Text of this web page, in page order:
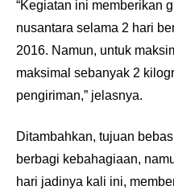
“Kegiatan ini memberikan
nusantara selama 2 hari
2016. Namun, untuk
maksimal sebanyak 2
pengiriman,” jelasnya.
Ditambahkan, tujuan
berbagi kebahagiaan,
hari jadinya kali ini,